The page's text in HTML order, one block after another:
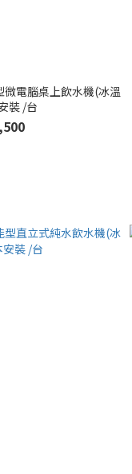
微電腦桌上飲水機(冰溫
裝 /台